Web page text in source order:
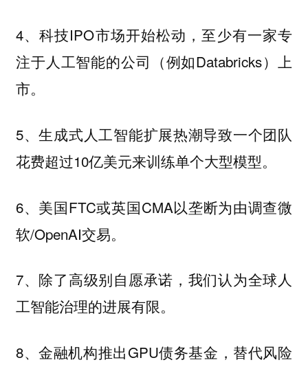
4、科技IPO市场开始松动，至少有一家专
注于人工智能的公司（例如Databricks）上
市。
5、生成式人工智能扩展热潮导致一个团队
花费超过10亿美元来训练单个大型模型。
6、美国FTC或英国CMA以垄断为由调查微
软/OpenAI交易。
7、除了高级别自愿承诺，我们认为全球人
工智能治理的进展有限。
8、金融机构推出GPU债务基金，替代风险